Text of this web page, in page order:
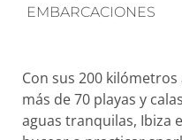
EMBARCACIONES
Con sus 200
más de 70 playas y
aguas tranquilas, Ibiza